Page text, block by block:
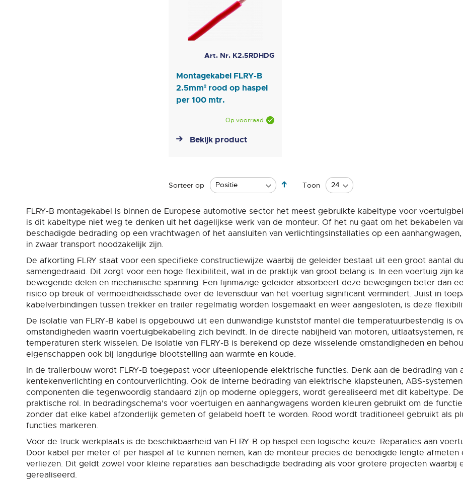
Art. Nr. K2.5RDHDG
Montagekabel FLRY-B
2.5mm² rood op haspel
per 100 mtr.
Op voorraad
Bekijk product
Sorteer op
Van
laag
sorteren
Toon
FLRY-B montagekabel is binnen de Europese automotive sector het meest gebruikte kabeltype voor
is dit kabeltype niet weg te denken uit het dagelijkse werk van de monteur. Of het nu gaat om het bekabelen
beschadigde bedrading op een vrachtwagen of het aansluiten van verlichtingsinstallaties op een
in zwaar transport noodzakelijk zijn.
De afkorting FLRY staat voor een specifieke constructiewijze waarbij de geleider bestaat uit een groot aantal
samengedraaid. Dit zorgt voor een hoge flexibiliteit, wat in de praktijk van groot belang is. In een voertuig zijn
bewegende delen en mechanische spanning. Een fijnmazige geleider absorbeert deze bewegingen beter dan
risico op breuk of vermoeidheidsschade over de levensduur van het voertuig significant vermindert. Juist in
kabelverbindingen tussen trekker en trailer regelmatig worden losgemaakt en weer aangesloten, is deze
De isolatie van FLRY-B kabel is opgebouwd uit een dunwandige kunststof mantel die temperatuurbestendig is
omstandigheden waarin voertuigbekabeling zich bevindt. In de directe nabijheid van motoren, uitlaatsystemen,
temperaturen sterk wisselen. De isolatie van FLRY-B is berekend op deze wisselende omstandigheden en
eigenschappen ook bij langdurige blootstelling aan warmte en koude.
In de trailerbouw wordt FLRY-B toegepast voor uiteenlopende elektrische functies. Denk aan de bedrading van
kentekenverlichting en contourverlichting. Ook de interne bedrading van elektrische klapsteunen, ABS-
componenten die tegenwoordig standaard zijn op moderne opleggers, wordt gerealiseerd met dit kabeltype.
praktische rol. In bedrading­schema's voor voertuigen en aanhangwagens worden kleuren gebruikt om de
zonder dat elke kabel afzonderlijk gemeten of gelabeld hoeft te worden. Rood wordt traditioneel gebruikt als
functies markeren.
Voor de truck werkplaats is de beschikbaarheid van FLRY-B op haspel een logische keuze. Reparaties aan
Door kabel per meter of per haspel af te kunnen nemen, kan de monteur precies de benodigde lengte
verliezen. Dit geldt zowel voor kleine reparaties aan beschadigde bedrading als voor grotere projecten
gerealiseerd.